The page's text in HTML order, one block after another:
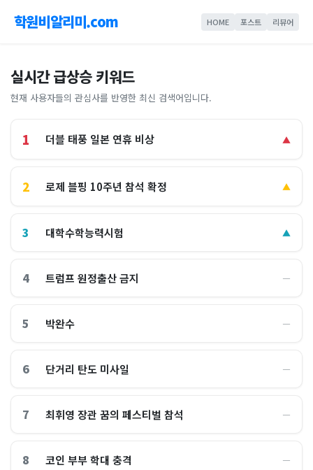
학원비알리미.com HOME 포스트 리뷰어
실시간 급상승 키워드
현재 사용자들의 관심사를 반영한 최신 검색어입니다.
1 더블 태풍 일본 연휴 비상 ▲
2 로제 블핑 10주년 참석 확정 ▲
3 대학수학능력시험 ▲
4 트럼프 원정출산 금지 ―
5 박완수 ―
6 단거리 탄도 미사일 ―
7 최휘영 장관 꿈의 페스티벌 참석 ―
8 코인 부부 학대 충격 ―